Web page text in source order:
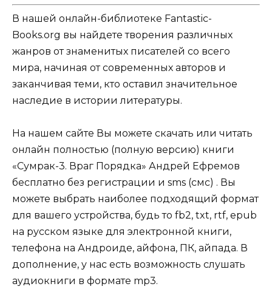
В нашей онлайн-библиотеке Fantastic-
Books.org вы найдете творения различных
жанров от знаменитых писателей со всего
мира, начиная от современных авторов и
заканчивая теми, кто оставил значительное
наследие в истории литературы.
На нашем сайте Вы можете скачать или читать
онлайн полностью (полную версию) книги
«Сумрак-3. Враг Порядка» Андрей Ефремов
бесплатно без регистрации и sms (смс) . Вы
можете выбрать наиболее подходящий формат
для вашего устройства, будь то fb2, txt, rtf, epub
на русском языке для электронной книги,
телефона на Андроиде, айфона, ПК, айпада. В
дополнение, у нас есть возможность слушать
аудиокниги в формате mp3.